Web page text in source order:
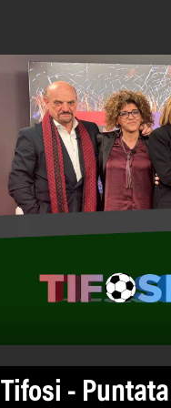
Tifosi - Puntata